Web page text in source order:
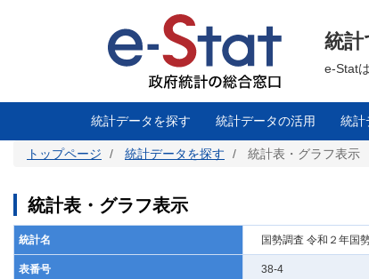
に
統計
e-Stat
統計データを探す 統計データの活用 統計
トップページ 統計データを探す 統計表・グラフ表示
統計表・グラフ表示
統計名 国勢調査 令和２年国
表番号 38-4